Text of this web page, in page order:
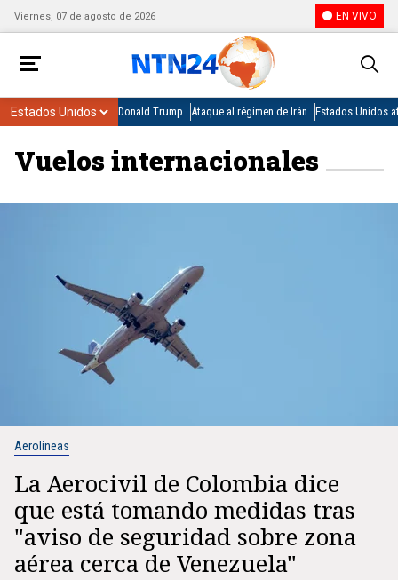
Viernes, 07 de agosto de 2026 EN VIVO
Donald Trump Ataque al régimen de Irán Estados Unidos
Vuelos internacionales
Aerolíneas
La Aerocivil de Colombia dice
que está tomando medidas tras
"aviso de seguridad sobre zona
aérea cerca de Venezuela"